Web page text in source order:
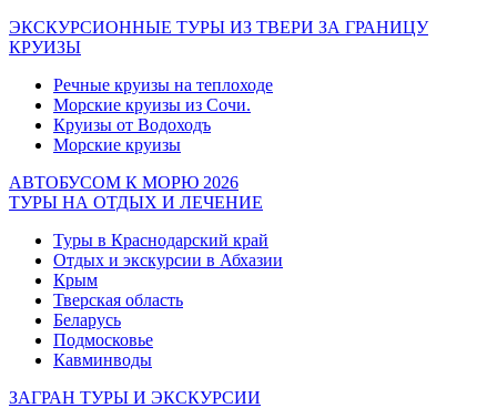
ЭКСКУРСИОННЫЕ ТУРЫ ИЗ ТВЕРИ ЗА ГРАНИЦУ
КРУИЗЫ
Речные круизы на теплоходе
Морские круизы из Сочи.
Круизы от Водоходъ
Морские круизы
АВТОБУСОМ К МОРЮ 2026
ТУРЫ НА ОТДЫХ И ЛЕЧЕНИЕ
Туры в Краснодарский край
Отдых и экскурсии в Абхазии
Крым
Тверская область
Беларусь
Подмосковье
Кавминводы
ЗАГРАН ТУРЫ И ЭКСКУРСИИ